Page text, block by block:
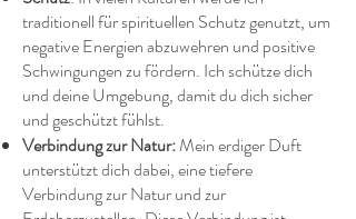
traditionell für spirituellen Schutz genutzt, um
negative Energien abzuwehren und positive
Schwingungen zu fördern. Ich schütze dich
und deine Umgebung, damit du dich sicher
und geschützt fühlst.
Verbindung zur Natur:Mein erdiger Duft
unterstützt dich dabei, eine tiefere
Verbindung zur Natur und zur